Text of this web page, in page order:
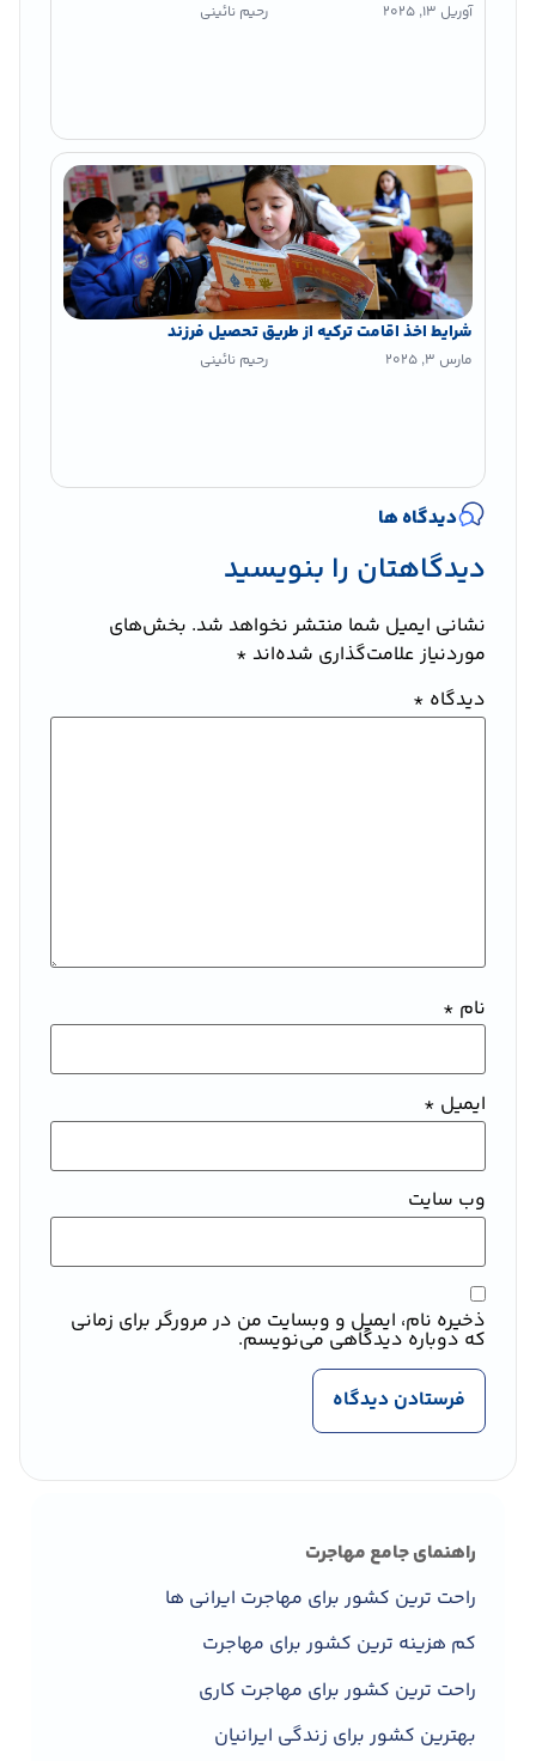
آوریل 13, 2025 رحیم نائینی
شرایط اخذ اقامت ترکیه از طریق تحصیل فرزند
مارس 3, 2025 رحیم نائینی
دیدگاه ها
دیدگاهتان را بنویسید
نشانی ایمیل شما منتشر نخواهد شد. بخش‌های
موردنیاز علامت‌گذاری شده‌اند *
دیدگاه *
نام *
ایمیل *
وب‌ سایت
ذخیره نام، ایمیل و وبسایت من در مرورگر برای زمانی
که دوباره دیدگاهی می‌نویسم.
راهنمای جامع مهاجرت
راحت ترین کشور برای مهاجرت ایرانی ها
کم هزینه ترین کشور برای مهاجرت
راحت ترین کشور برای مهاجرت کاری
بهترین کشور برای زندگی ایرانیان